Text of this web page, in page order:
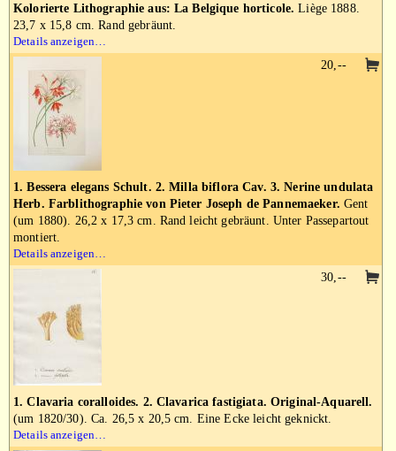
Kolorierte Lithographie aus: La Belgique horticole. Liège 1888.
23,7 x 15,8 cm. Rand gebräunt.
Details anzeigen…
1. Bessera elegans Schult. 2. Milla biflora Cav. 3. Nerine undulata
Herb. Farblithographie von Pieter Joseph de Pannemaeker. Gent
(um 1880). 26,2 x 17,3 cm. Rand leicht gebräunt. Unter Passepartout
montiert.
Details anzeigen…
20,--
1. Clavaria coralloides. 2. Clavarica fastigiata. Original-Aquarell.
(um 1820/30). Ca. 26,5 x 20,5 cm. Eine Ecke leicht geknickt.
Details anzeigen…
30,--